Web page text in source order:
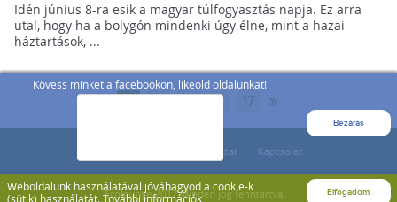
Kövess minket a facebookon, likeold oldalunkat!
Bezárás
Weboldalunk használatával jóváhagyod a cookie-k
(sütik) használatát.További információk Elfogadom
Idén június 8-ra esik a magyar túlfogyasztás napja. Ez arra
utal, hogy ha a bolygón mindenki úgy élne, mint a hazai
háztartások, ...
... 17 »